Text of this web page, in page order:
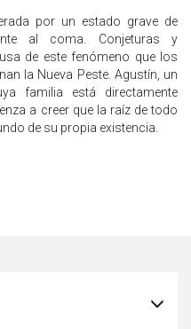
por un estado grave de
al coma. Conjeturas y
de este fenómeno que los
la Nueva Peste. Agustín, un
familia está directamente
a creer que la raíz de todo
de su propia existencia.